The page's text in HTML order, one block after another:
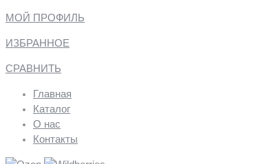
МОЙ ПРОФИЛЬ
ИЗБРАННОЕ
СРАВНИТЬ
Главная
Каталог
О нас
Контакты